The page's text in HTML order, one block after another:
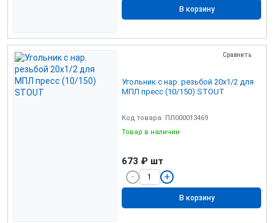
В корзину
Сравнить
Угольник с нар. резьбой 20х1/2 для
МПЛ пресс (10/150) STOUT
Код товара: ПЛ000013469
Товар в наличии
673 ₽ шт
В корзину